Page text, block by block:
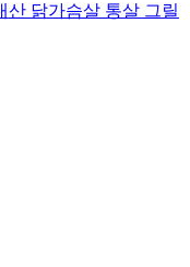
산 닭가슴살 통살 그릴